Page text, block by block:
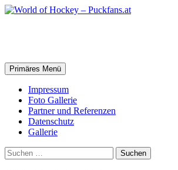
Zum
Suchen
Primäres Menü
Impressum
Foto Gallerie
Partner und Referenzen
Datenschutz
Gallerie
Suchen
nach: